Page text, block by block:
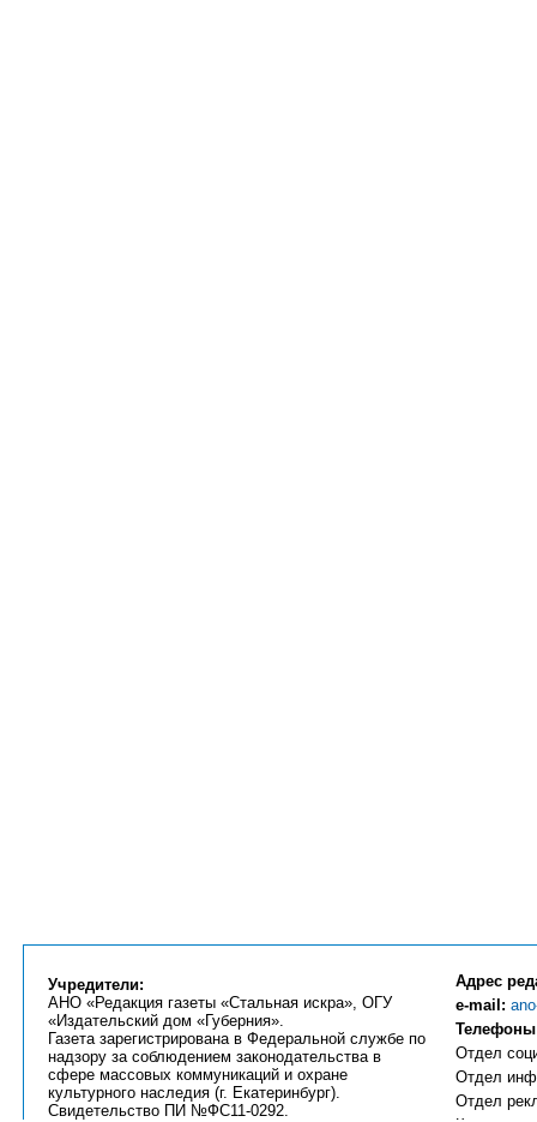
Учредители:
АНО «Редакция газеты «Стальная искра», ОГУ
«Издательский дом «Губерния».
Газета зарегистрирована в Федеральной службе по
надзору за соблюдением законодательства в
сфере массовых коммуникаций и охране
культурного наследия (г. Екатеринбург).
Свидетельство ПИ №ФС11-0292.
Адрес
e-mail:
Отдел
Отдел
Отдел